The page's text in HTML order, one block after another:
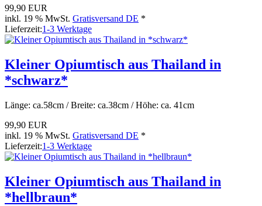
99,90 EUR
inkl. 19 % MwSt. Gratisversand DE *
Lieferzeit:1-3 Werktage
Kleiner Opiumtisch aus Thailand in
*schwarz*
Länge: ca.58cm / Breite: ca.38cm / Höhe: ca. 41cm
99,90 EUR
inkl. 19 % MwSt. Gratisversand DE *
Lieferzeit:1-3 Werktage
Kleiner Opiumtisch aus Thailand in
*hellbraun*